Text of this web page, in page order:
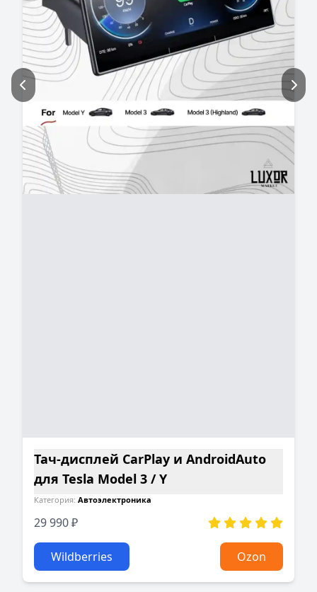
Тач‑дисплей CarPlay и AndroidAuto
для Tesla Model 3 / Y
Категория: Автоэлектроника
29 990 ₽
Wildberries Ozon